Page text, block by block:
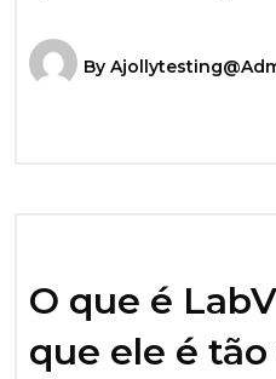
By
O que é
que ele é